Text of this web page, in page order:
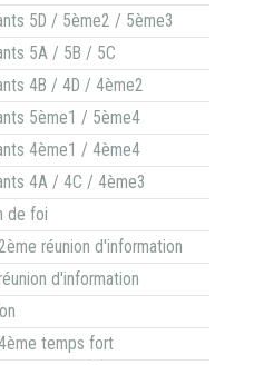
5D / 5ème2 / 5ème3
5A / 5B / 5C
4B / 4D / 4ème2
5ème1 / 5ème4
4ème1 / 4ème4
4A / 4C / 4ème3
de foi
réunion d'information
d'information
temps fort